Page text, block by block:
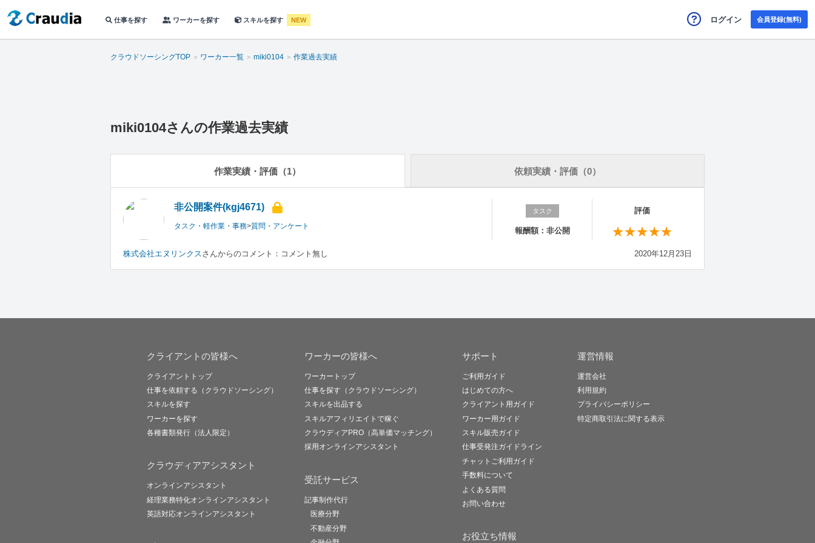
仕事を探す ワーカーを探す スキルを探す NEW ログイン 会員登録(無料)
クラウドソーシングTOP ワーカー一覧 miki0104 作業過去実績
miki0104さんの作業過去実績
作業実績・評価（1） 依頼実績・評価（0）
非公開案件(kgj4671)
タスク・軽作業・事務>質問・アンケート
タスク
報酬額：非公開
評価
株式会社エヌリンクス さんからのコメント：コメント無し 2020年12月23日
クライアントの皆様へ
クライアントトップ
仕事を依頼する（クラウドソーシング）
スキルを探す
ワーカーを探す
各種書類発行（法人限定）
クラウディアアシスタント
オンラインアシスタント
経理業務特化オンラインアシスタント
英語対応オンラインアシスタント
ワーカーの皆様へ
ワーカートップ
仕事を探す（クラウドソーシング）
スキルを出品する
スキルアフィリエイトで稼ぐ
クラウディアPRO（高単価マッチング）
採用オンラインアシスタント
受託サービス
記事制作代行
医療分野
不動産分野
サポート
ご利用ガイド
はじめての方へ
クライアント用ガイド
ワーカー用ガイド
スキル販売ガイド
仕事受発注ガイドライン
チャットご利用ガイド
手数料について
よくある質問
お問い合わせ
お役立ち情報
運営情報
運営会社
利用規約
プライバシーポリシー
特定商取引法に関する表示